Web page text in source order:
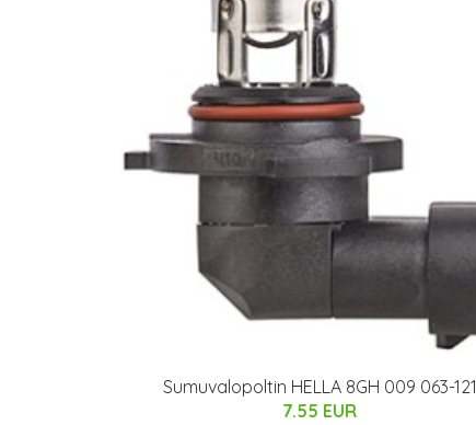
Sumuvalopoltin HELLA 8GH 009 063-121
7.55 EUR